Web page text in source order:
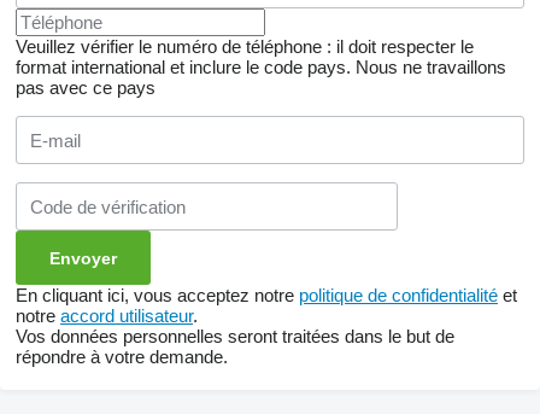
Veuillez vérifier le numéro de téléphone : il doit respecter le
format international et inclure le code pays. Nous ne travaillons
pas avec ce pays
En cliquant ici, vous acceptez notre politique de confidentialité et
notre accord utilisateur.
Vos données personnelles seront traitées dans le but de
répondre à votre demande.